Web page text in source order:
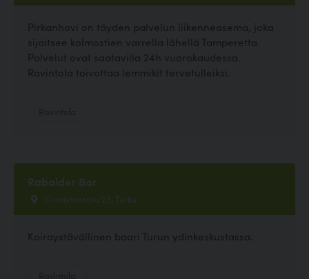
Pirkanhovi on täyden palvelun liikenneasema, joka
sijaitsee kolmostien varrella lähellä Tamperetta.
Palvelut ovat saatavilla 24h vuorokaudessa.
Ravintola toivottaa lemmikit tervetulleiksi.
Rabalder Bar
Yliopistonkatu 23, Turku
Koiraystävällinen baari Turun ydinkeskustassa.